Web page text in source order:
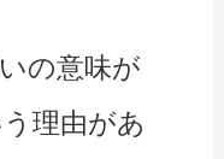
の意味が
理由があ